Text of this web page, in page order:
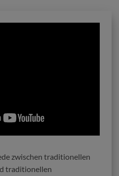
zwischen traditionellen
traditionellen